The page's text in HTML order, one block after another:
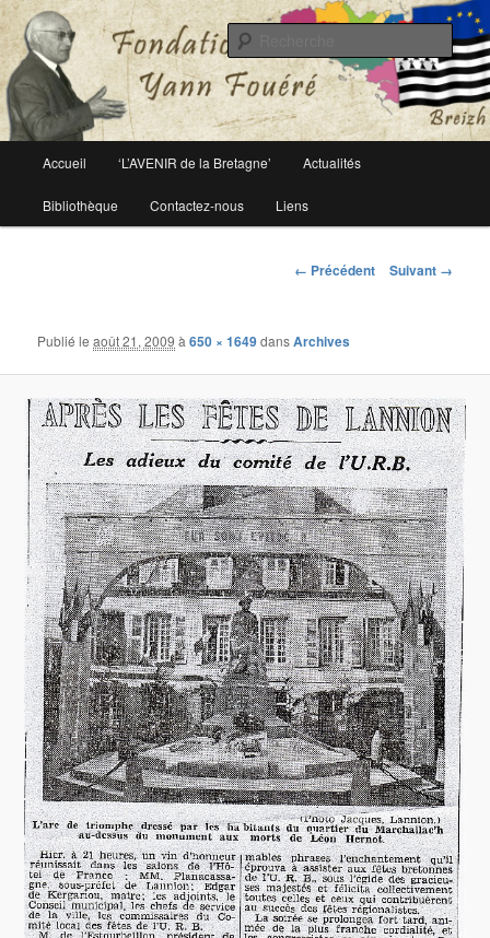
Fondation Yann Fouéré
Le site officiel de la fondation Yann Fouéré
principal
Aller
au
Accueil ‘L’AVENIR de la Bretagne’ Actualités
Bibliothèque Contactez-nous Liens
Navigation
← Précédent Suivant →
Publié leaoût 21, 2009 à650 × 1649dansArchives